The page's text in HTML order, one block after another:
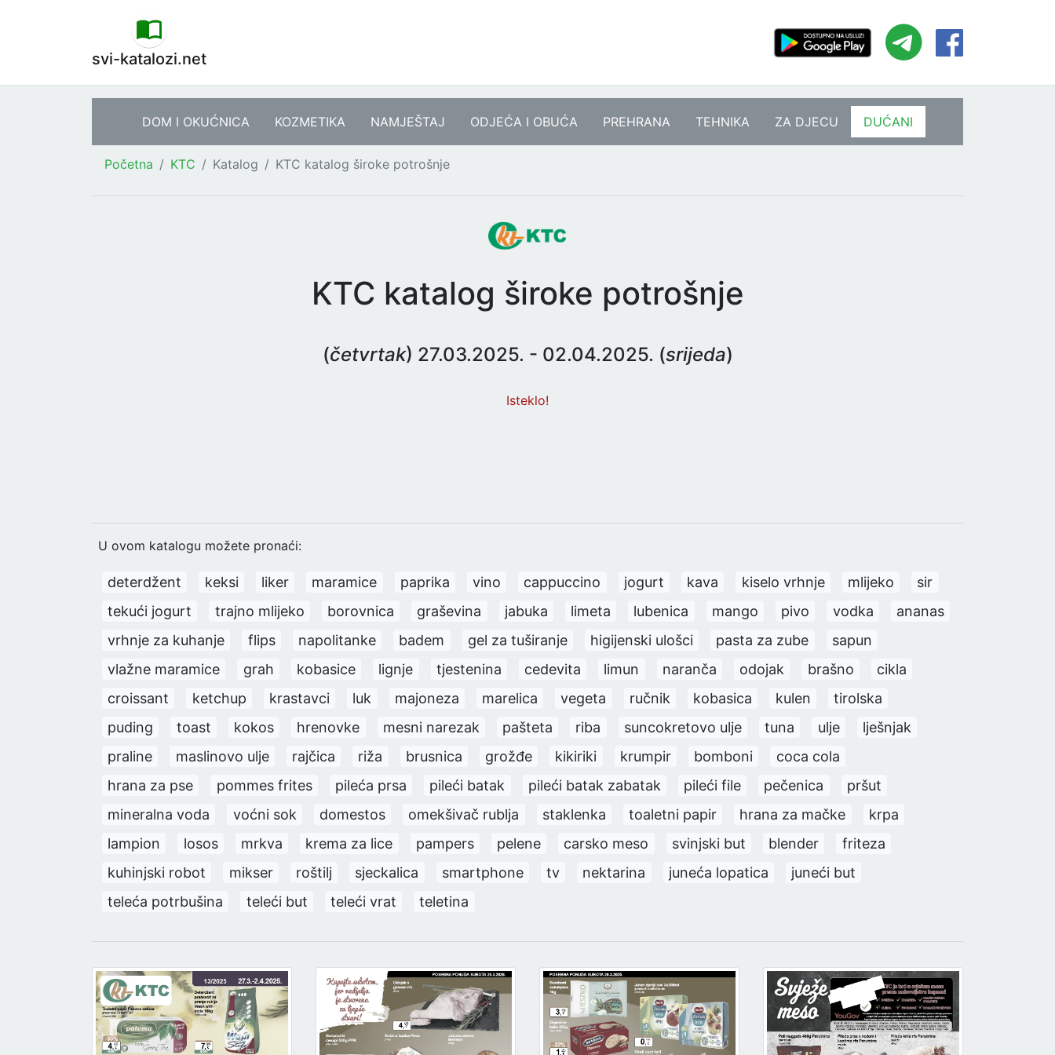
svi-katalozi.net
DOM I OKUĆNICA KOZMETIKA NAMJEŠTAJ ODJEĆA I OBUĆA PREHRANA TEHNIKA ZA DJECU DUĆANI
Početna KTC Katalog KTC katalog široke potrošnje
KTC katalog široke potrošnje
(četvrtak) 27.03.2025. - 02.04.2025. (srijeda)
Isteklo!
U ovom katalogu možete pronaći:
deterdžent keksi liker maramice paprika vino cappuccino jogurt kava kiselo vrhnje mlijeko
sir
tekući jogurt
trajno mlijeko borovnica graševina jabuka limeta lubenica mango pivo vodka
ananas
vrhnje za kuhanje
flips napolitanke badem gel za tuširanje higijenski ulošci pasta za zube
sapun
vlažne maramice
grah kobasice lignje tjestenina cedevita limun naranča odojak brašno
cikla
croissant
ketchup krastavci luk majoneza marelica vegeta ručnik kobasica kulen
tirolska
puding
toast kokos hrenovke mesni narezak pašteta riba suncokretovo ulje tuna ulje
lješnjak
praline
maslinovo ulje rajčica riža brusnica grožđe kikiriki krumpir bomboni
coca cola
hrana za pse
pommes frites pileća prsa pileći batak pileći batak zabatak pileći file pečenica
pršut
mineralna voda
voćni sok domestos omekšivač rublja staklenka toaletni papir hrana za mačke
krpa
lampion
losos mrkva krema za lice pampers pelene carsko meso svinjski but blender
friteza
kuhinjski robot
mikser roštilj sjeckalica smartphone tv nektarina juneća lopatica
juneći but
teleća potrbušina
teleći but teleći vrat teletina